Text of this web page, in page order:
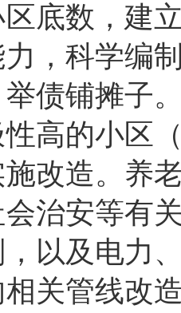
底数，建
，科学编
债铺摊子
高的小区
改造。养
治安等有
以及电力
关管线改